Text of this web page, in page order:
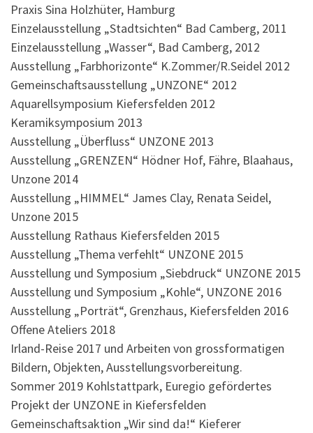
Praxis Sina Holzhüter, Hamburg
Einzelausstellung „Stadtsichten“ Bad Camberg, 2011
Einzelausstellung „Wasser“, Bad Camberg, 2012
Ausstellung „Farbhorizonte“ K.Zommer/R.Seidel 2012
Gemeinschaftsausstellung „UNZONE“ 2012
Aquarellsymposium Kiefersfelden 2012
Keramiksymposium 2013
Ausstellung „Überfluss“ UNZONE 2013
Ausstellung „GRENZEN“ Hödner Hof, Fähre, Blaahaus,
Unzone 2014
Ausstellung „HIMMEL“ James Clay, Renata Seidel,
Unzone 2015
Ausstellung Rathaus Kiefersfelden 2015
Ausstellung „Thema verfehlt“ UNZONE 2015
Ausstellung und Symposium „Siebdruck“ UNZONE 2015
Ausstellung und Symposium „Kohle“, UNZONE 2016
Ausstellung „Porträt“, Grenzhaus, Kiefersfelden 2016
Offene Ateliers 2018
Irland-Reise 2017 und Arbeiten von grossformatigen
Bildern, Objekten, Ausstellungsvorbereitung.
Sommer 2019 Kohlstattpark, Euregio gefördertes
Projekt der UNZONE in Kiefersfelden
Gemeinschaftsaktion „Wir sind da!“ Kieferer